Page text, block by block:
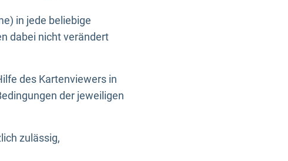
in jede beliebige
dabei nicht verändert
des Kartenviewers in
der jeweiligen
zulässig,